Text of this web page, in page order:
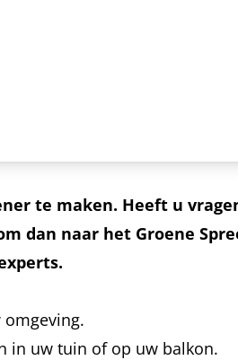
te maken. Heeft u
dan naar het Groene
in uw tuin of op uw balkon.